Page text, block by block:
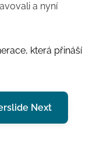
a nyní
která přináší
Next